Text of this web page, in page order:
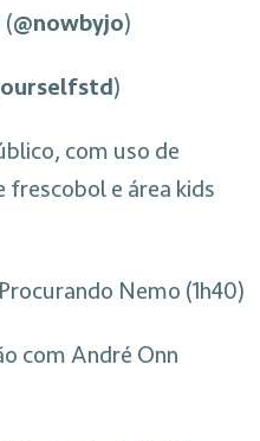
@nowbyjo)
)
com uso de
frescobol e área kids
Nemo (1h40)
com André Onn